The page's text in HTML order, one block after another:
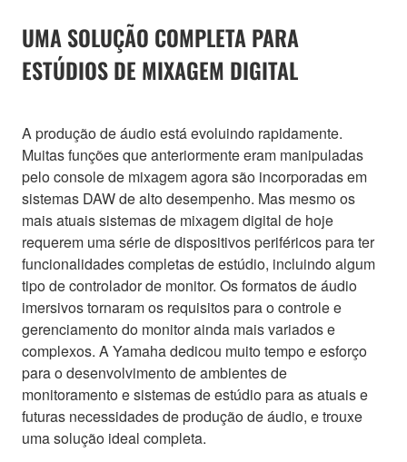
UMA SOLUÇÃO COMPLETA PARA
ESTÚDIOS DE MIXAGEM DIGITAL
A produção de áudio está evoluindo rapidamente.
Muitas funções que anteriormente eram manipuladas
pelo console de mixagem agora são incorporadas em
sistemas DAW de alto desempenho. Mas mesmo os
mais atuais sistemas de mixagem digital de hoje
requerem uma série de dispositivos periféricos para ter
funcionalidades completas de estúdio, incluindo algum
tipo de controlador de monitor. Os formatos de áudio
imersivos tornaram os requisitos para o controle e
gerenciamento do monitor ainda mais variados e
complexos. A Yamaha dedicou muito tempo e esforço
para o desenvolvimento de ambientes de
monitoramento e sistemas de estúdio para as atuais e
futuras necessidades de produção de áudio, e trouxe
uma solução ideal completa.